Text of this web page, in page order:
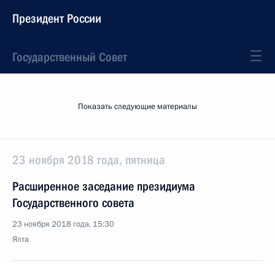
Президент России
Государственный Совет
Показать следующие материалы
23 ноября 2018 года, пятница
Расширенное заседание президиума
Государственного совета
23 ноября 2018 года, 15:30
Ялта